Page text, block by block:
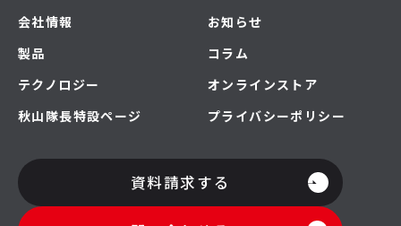
会社情報
製品
テクノロジー
秋山隊長特設ページ
お知らせ
コラム
オンラインストア
プライバシーポリシー
資料請求する